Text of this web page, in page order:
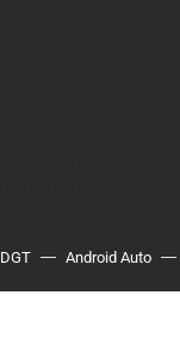
DGT Android Auto